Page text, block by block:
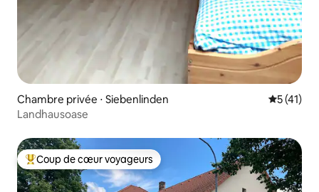
Chambre privée ⋅ Siebenlinden
5 (41)
Landhausoase
Coups de cœur voyageurs les plus appréciés
Coup de cœur voyageurs